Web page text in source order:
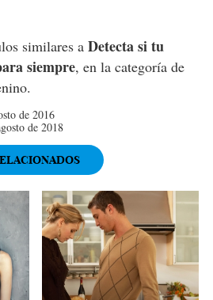
similares a Detecta si tu
siempre, en la categoría de
de 2016
de 2018